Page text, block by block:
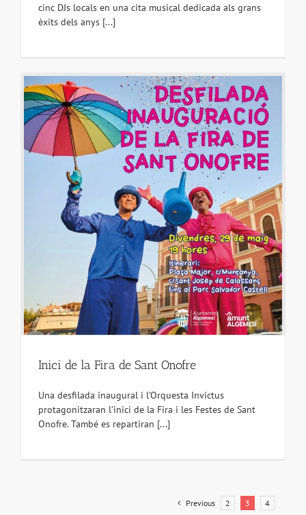
cinc DJs locals en una cita musical dedicada als grans
èxits dels anys [...]
Inici de la Fira de Sant Onofre
Una desfilada inaugural i l’Orquesta Invictus
protagonitzaran l’inici de la Fira i les Festes de Sant
Onofre. També es repartiran [...]
Previous 2 3 4